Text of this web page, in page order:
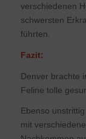
verschiedenen
schwersten
führten.
Fazit:
Denver brachte
Feline tolle
Ebenso
mit